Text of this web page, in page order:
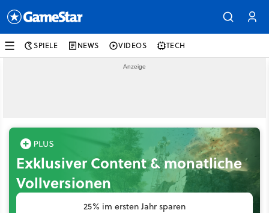
SPIELE NEWS VIDEOS TECH
Exklusiver Content & monatliche
Vollversionen
25% im ersten Jahr sparen